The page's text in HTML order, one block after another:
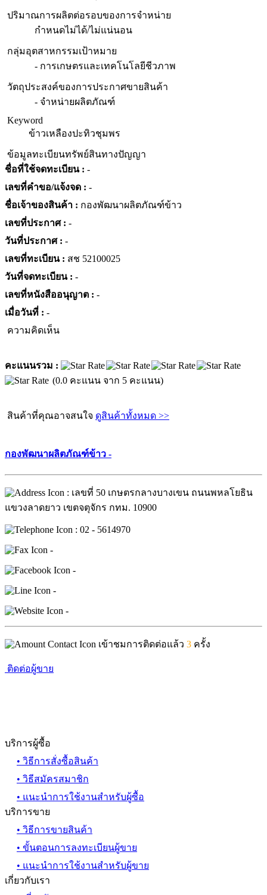
ปริมาณการผลิตต่อรอบของการจำหน่าย
กำหนดไม่ได้/ไม่แน่นอน
กลุ่มอุตสาหกรรมเป้าหมาย
- การเกษตรและเทคโนโลยีชีวภาพ
วัตถุประสงค์ของการประกาศขายสินค้า
- จำหน่ายผลิตภัณฑ์
Keyword
ข้าวเหลืองปะทิวชุมพร
ข้อมูลทะเบียนทรัพย์สินทางปัญญา
ชื่อที่ใช้จดทะเบียน : -
เลขที่คำขอ/แจ้งจด : -
ชื่อเจ้าของสินค้า : กองพัฒนาผลิตภัณฑ์ข้าว
เลขที่ประกาศ : -
วันที่ประกาศ : -
เลขที่ทะเบียน : สช 52100025
วันที่จดทะเบียน : -
เลขที่หนังสืออนุญาต : -
เมื่อวันที่ : -
ความคิดเห็น
คะแนนรวม :
(0.0 คะแนน จาก 5 คะแนน)
สินค้าที่คุณอาจสนใจ ดูสินค้าทั้งหมด >>
กองพัฒนาผลิตภัณฑ์ข้าว -
: เลขที่ 50 เกษตรกลางบางเขน ถนนพหลโยธิน
แขวงลาดยาว เขตจตุจักร กทม. 10900
: 02 - 5614970
-
-
-
-
เข้าชมการติดต่อแล้ว 3 ครั้ง
ติดต่อผู้ขาย
บริการผู้ซื้อ
• วิธีการสั่งซื้อสินค้า
• วิธีสมัครสมาชิก
• แนะนำการใช้งานสำหรับผู้ซื้อ
บริการขาย
• วิธีการขายสินค้า
• ขั้นตอนการลงทะเบียนผู้ขาย
• แนะนำการใช้งานสำหรับผู้ขาย
เกี่ยวกับเรา